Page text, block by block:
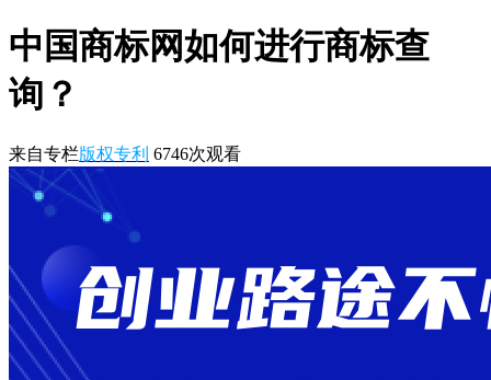
中国商标网如何进行商标查
询？
来自专栏版权专利 6746次观看